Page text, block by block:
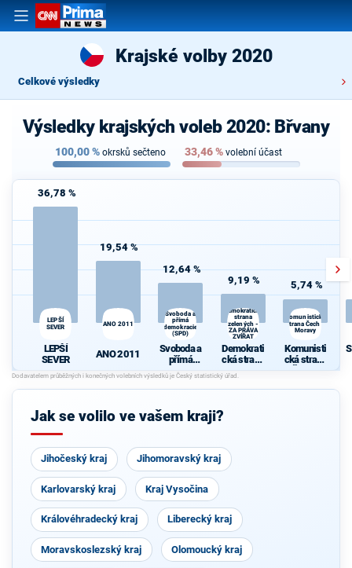
Krajské volby 2020
Celkové výsledky
Výsledky krajských voleb 2020: Břvany
100,00% okrsků sečteno 33,46% volební účast
36,78 %
LEPŠÍ
SEVER
LEPŠÍ
SEVER
19,54 %
ANO 2011
ANO 2011
12,64 %
Svoboda a
přímá
demokracie
(SPD)
Svoboda a
přímá
demokraci
e (SPD)
9,19 %
Demokratická
strana
zelených -
ZA PRÁVA
ZVÍŘAT
Demokrati
cká strana
zelených -
ZA
PRÁVA
5,74 %
Komunistická
strana Čech a
Moravy
Komunisti
cká strana
Čech a
Jak se volilo ve vašem kraji?
Jihočeský kraj Jihomoravský kraj
Karlovarský kraj Kraj Vysočina
Královéhradecký kraj Liberecký kraj
Moravskoslezský kraj Olomoucký kraj